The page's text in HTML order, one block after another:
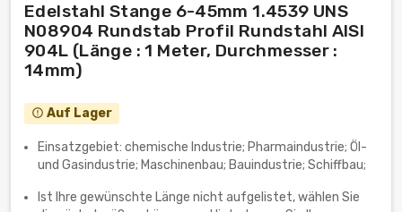
Edelstahl Stange 6-45mm 1.4539 UNS
N08904 Rundstab Profil Rundstahl AISI
904L (Länge : 1 Meter, Durchmesser :
14mm)
error_outline Auf Lager
Einsatzgebiet: chemische Industrie; Pharmaindustrie; Öl-
und Gasindustrie; Maschinenbau; Bauindustrie; Schiffbau;
Ist Ihre gewünschte Länge nicht aufgelistet, wählen Sie